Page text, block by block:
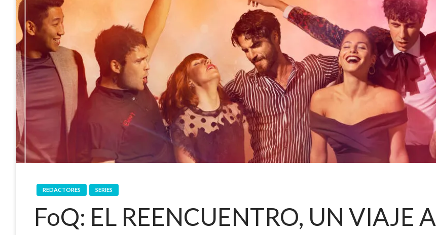
REDACTORES SERIES
FoQ: EL REENCUENTRO, UN VIAJE A